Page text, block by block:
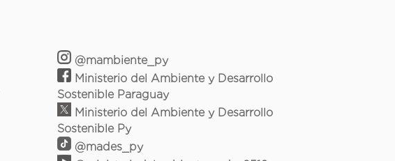
@mambiente_py
Ministerio del Ambiente y Desarrollo
Sostenible Paraguay
Ministerio del Ambiente y Desarrollo
Sostenible Py
@mades_py